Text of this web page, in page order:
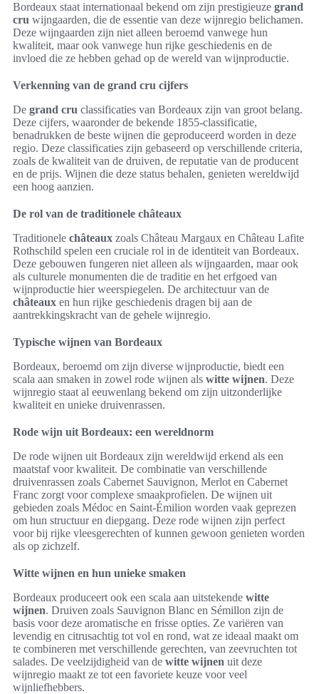
Bordeaux staat internationaal bekend om zijn prestigieuze grand
cru wijngaarden, die de essentie van deze wijnregio belichamen.
Deze wijngaarden zijn niet alleen beroemd vanwege hun
kwaliteit, maar ook vanwege hun rijke geschiedenis en de
invloed die ze hebben gehad op de wereld van wijnproductie.
Verkenning van de grand cru cijfers
De grand cru classificaties van Bordeaux zijn van groot belang.
Deze cijfers, waaronder de bekende 1855-classificatie,
benadrukken de beste wijnen die geproduceerd worden in deze
regio. Deze classificaties zijn gebaseerd op verschillende criteria,
zoals de kwaliteit van de druiven, de reputatie van de producent
en de prijs. Wijnen die deze status behalen, genieten wereldwijd
een hoog aanzien.
De rol van de traditionele châteaux
Traditionele châteaux zoals Château Margaux en Château Lafite
Rothschild spelen een cruciale rol in de identiteit van Bordeaux.
Deze gebouwen fungeren niet alleen als wijngaarden, maar ook
als culturele monumenten die de traditie en het erfgoed van
wijnproductie hier weerspiegelen. De architectuur van de
châteaux en hun rijke geschiedenis dragen bij aan de
aantrekkingskracht van de gehele wijnregio.
Typische wijnen van Bordeaux
Bordeaux, beroemd om zijn diverse wijnproductie, biedt een
scala aan smaken in zowel rode wijnen als witte wijnen. Deze
wijnregio staat al eeuwenlang bekend om zijn uitzonderlijke
kwaliteit en unieke druivenrassen.
Rode wijn uit Bordeaux: een wereldnorm
De rode wijnen uit Bordeaux zijn wereldwijd erkend als een
maatstaf voor kwaliteit. De combinatie van verschillende
druivenrassen zoals Cabernet Sauvignon, Merlot en Cabernet
Franc zorgt voor complexe smaakprofielen. De wijnen uit
gebieden zoals Médoc en Saint-Émilion worden vaak geprezen
om hun structuur en diepgang. Deze rode wijnen zijn perfect
voor bij rijke vleesgerechten of kunnen gewoon genieten worden
als op zichzelf.
Witte wijnen en hun unieke smaken
Bordeaux produceert ook een scala aan uitstekende witte
wijnen. Druiven zoals Sauvignon Blanc en Sémillon zijn de
basis voor deze aromatische en frisse opties. Ze variëren van
levendig en citrusachtig tot vol en rond, wat ze ideaal maakt om
te combineren met verschillende gerechten, van zeevruchten tot
salades. De veelzijdigheid van de witte wijnen uit deze
wijnregio maakt ze tot een favoriete keuze voor veel
wijnliefhebbers.